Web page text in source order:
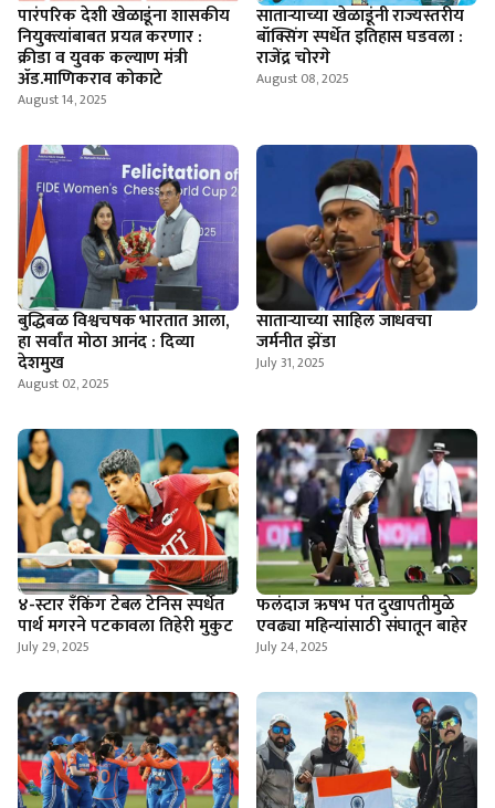
पारंपरिक देशी खेळाडूंना शासकीय
नियुक्त्यांबाबत प्रयत्न करणार :
क्रीडा व युवक कल्याण मंत्री
ॲड.माणिकराव कोकाटे
August 14, 2025
सातार्‍याच्या खेळाडूंनी राज्यस्तरीय
बॉक्सिंग स्पर्धेत इतिहास घडवला :
राजेंद्र चोरगे
August 08, 2025
बुद्धिबळ विश्वचषक भारतात आला,
हा सर्वांत मोठा आनंद : दिव्या
देशमुख
August 02, 2025
साताऱ्याच्या साहिल जाधवचा
जर्मनीत झेंडा
July 31, 2025
४-स्टार रँकिंग टेबल टेनिस स्पर्धेत
पार्थ मगरने पटकावला तिहेरी मुकुट
July 29, 2025
फलंदाज ऋषभ पंत दुखापतीमुळे
एवढ्या महिन्यांसाठी संघातून बाहेर
July 24, 2025